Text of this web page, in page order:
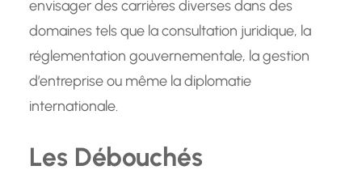
envisager des carrières diverses dans des
domaines tels que la consultation juridique, la
réglementation gouvernementale, la gestion
d’entreprise ou même la diplomatie
internationale.
Les Débouchés